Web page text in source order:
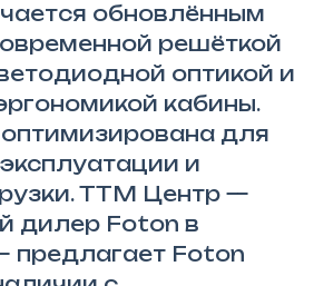
обновлённым
решёткой
оптикой и
кабины.
для
и
ТТМ Центр —
дилер Foton в
предлагает Foton